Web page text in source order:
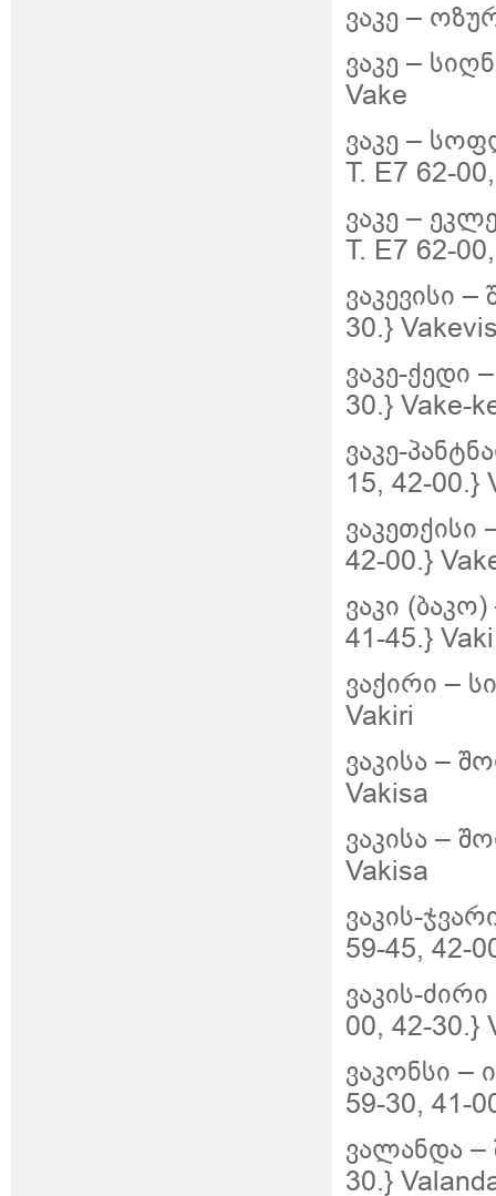
ვაკე –
ვაკე –
Vake
ვაკე –
Т. E7 62-
ვაკე –
Т. E7 62-
ვაკევისი
30.}
ვაკე-ქედი
30.} Vake-
ვაკე-
15, 42-00.}
ვაკეთქისი
42-00.}
ვაკი
41-45.}
ვაქირი –
Vakiri
ვაკისა –
Vakisa
ვაკისა –
Vakisa
ვაკის-
59-45, 42-
ვაკის-
00, 42-30.}
ვაკონსი –
59-30, 41-
ვალანდა –
30.}